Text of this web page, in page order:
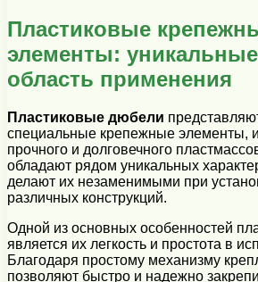
Пластиковые
элементы:
область применения
Пластиковые дюбели
специальные крепежные элементы,
прочного и долговечного
обладают рядом уникальных
делают их незаменимыми при
различных конструкций.
Одной из основных особенностей
является их легкость и простота в
Благодаря простому механизму
позволяют быстро и надежно